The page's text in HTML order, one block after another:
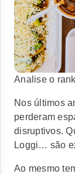
Analise o
Nos últimos
perderam
disruptivos.
Loggi… são
Ao mesmo